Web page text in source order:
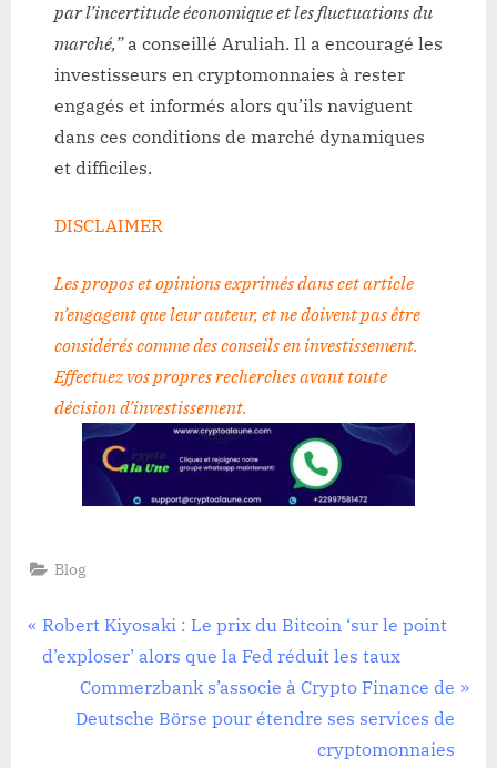
par l’incertitude économique et les fluctuations du
marché,”a conseillé Aruliah. Il a encouragé les
investisseurs en cryptomonnaies à rester
engagés et informés alors qu’ils naviguent
dans ces conditions de marché dynamiques
et difficiles.
DISCLAIMER
Les propos et opinions exprimés dans cet article
n’engagent que leur auteur, et ne doivent pas être
considérés comme des conseils en investissement.
Effectuez vos propres recherches avant toute
décision d’investissement.
Blog
Navigation
l’article
P
r
Robert Kiyosaki : Le prix du Bitcoin ‘sur le point
d’exploser’ alors que la Fed réduit les taux
N
e
Commerzbank s’associe à Crypto Finance de
Deutsche Börse pour étendre ses services de
cryptomonnaies